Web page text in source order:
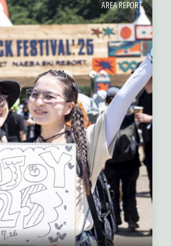
AREA REPORT